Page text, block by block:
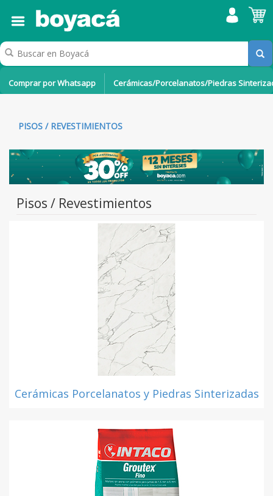
Comprar por Whatsapp Cerámicas/Porcelanatos/Piedras
PISOS / REVESTIMIENTOS
Pisos / Revestimientos
Cerámicas Porcelanatos y Piedras Sinterizadas